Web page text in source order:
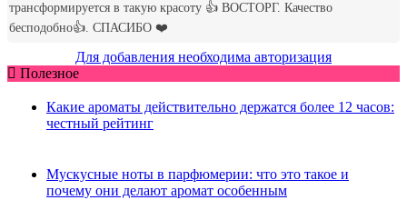
Для добавления необходима авторизация
Полезное
Какие ароматы действительно держатся более 12 часов:
честный рейтинг
Мускусные ноты в парфюмерии: что это такое и
почему они делают аромат особенным